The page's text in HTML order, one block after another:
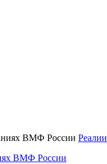
Реалии
ВМФ России